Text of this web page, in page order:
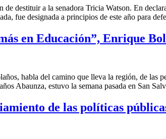
destituir a la senadora Tricia Watson. En
fue designada a principios de este año para
en Educación”, Enrique
habla del camino que lleva la región, de las
Abaunza, estuvo la semana pasada en San
de las políticas